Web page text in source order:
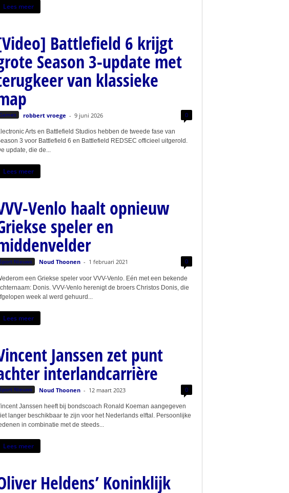
Lees meer
Battlefield 6 krijgt
Season 3-update met
van klassieke
robbert vroege - 9 juni 2026 0
Arts en Battlefield Studios hebben de tweede fase van
3 voor Battlefield 6 en Battlefield REDSEC officieel uitgerold.
update, die de...
Lees meer
Venlo haalt opnieuw
speler en
Nieuws Noud Thoonen - 1 februari 2021 0
een Griekse speler voor VVV-Venlo. Eén met een bekende
Donis. VVV-Venlo herenigt de broers Christos Donis, die
week al werd gehuurd...
Lees meer
Janssen zet punt
interlandcarrière
Nieuws Noud Thoonen - 12 maart 2023 0
Janssen heeft bij bondscoach Ronald Koeman aangegeven
langer beschikbaar te zijn voor het Nederlands elftal. Persoonlijke
in combinatie met de steeds...
Lees meer
Heldens’ Koninklijk